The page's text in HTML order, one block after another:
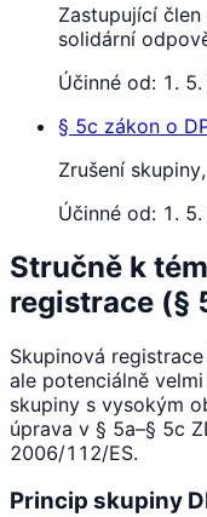
Zastupující
solidární
Účinné od: 1.
§ 5c zákon o
Zrušení
Účinné od: 1.
Stručně k
registrace (§
Skupinová
ale potenciálně
skupiny s vysokým
úprava v § 5a–§ 5c
2006/112/ES.
Princip skupiny